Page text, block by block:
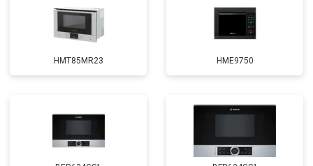
HMT85MR23 HME9750